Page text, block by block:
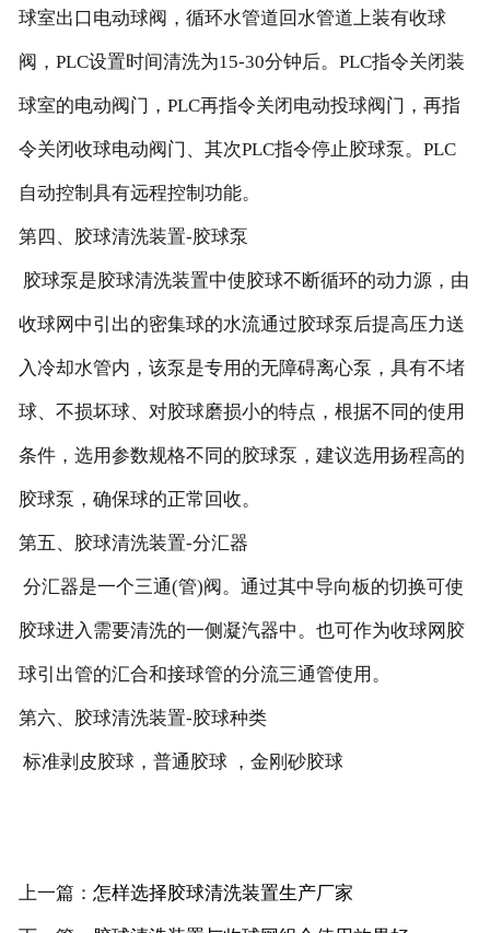
球室出口电动球阀，循环水管道回水管道上装有收球
阀，PLC设置时间清洗为15-30分钟后。PLC指令关闭装
球室的电动阀门，PLC再指令关闭电动投球阀门，再指
令关闭收球电动阀门、其次PLC指令停止胶球泵。PLC
自动控制具有远程控制功能。
第四、胶球清洗装置-胶球泵
胶球泵是胶球清洗装置中使胶球不断循环的动力源，由
收球网中引出的密集球的水流通过胶球泵后提高压力送
入冷却水管内，该泵是专用的无障碍离心泵，具有不堵
球、不损坏球、对胶球磨损小的特点，根据不同的使用
条件，选用参数规格不同的胶球泵，建议选用扬程高的
胶球泵，确保球的正常回收。
第五、胶球清洗装置-分汇器
分汇器是一个三通(管)阀。通过其中导向板的切换可使
胶球进入需要清洗的一侧凝汽器中。也可作为收球网胶
球引出管的汇合和接球管的分流三通管使用。
第六、胶球清洗装置-胶球种类
标准剥皮胶球，普通胶球 ，金刚砂胶球
上一篇： 怎样选择胶球清洗装置生产厂家